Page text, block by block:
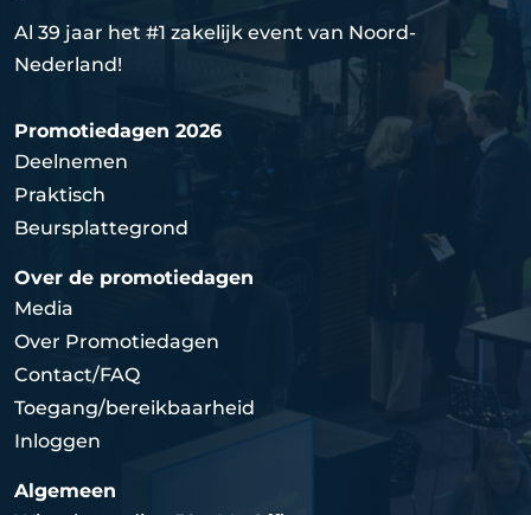
Al 39 jaar het #1 zakelijk event van Noord-
Nederland!
Promotiedagen 2026
Deelnemen
Praktisch
Beursplattegrond
Over de promotiedagen
Media
Over Promotiedagen
Contact/FAQ
Toegang/bereikbaarheid
Inloggen
Algemeen